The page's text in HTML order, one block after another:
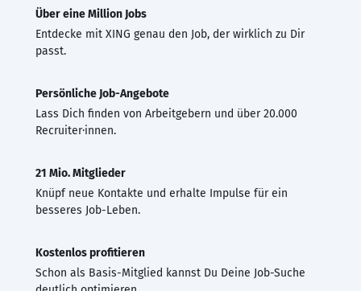
Über eine Million Jobs
Entdecke mit XING genau den Job, der wirklich zu Dir
passt.
Persönliche Job-Angebote
Lass Dich finden von Arbeitgebern und über 20.000
Recruiter·innen.
21 Mio. Mitglieder
Knüpf neue Kontakte und erhalte Impulse für ein
besseres Job-Leben.
Kostenlos profitieren
Schon als Basis-Mitglied kannst Du Deine Job-Suche